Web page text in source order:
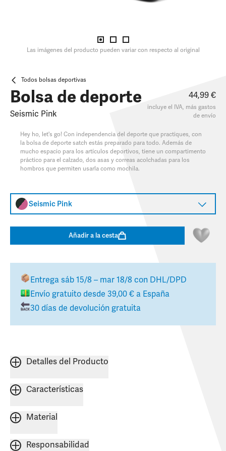
Las imágenes del producto pueden variar con respecto al original
Todos bolsas deportivas
Bolsa de deporte
Seismic Pink
44,99 €
incluye el IVA, más gastos
de envío
Hey ho, let's go! Con independencia del deporte que practiques, con
la bolsa de deporte satch estás preparado para todo. Además de
mucho espacio para los artículos deportivos, tiene un compartimento
práctico para el calzado, dos asas y correas acolchadas para los
hombros que permiten usarla como mochila.
Seismic Pink
Añadir a la cesta
Entrega sáb 15/8 – mar 18/8 con DHL/DPD
Envío gratuito desde 39,00 € a España
30 días de devolución gratuita
Detalles del Producto
Características
Material
Responsabilidad